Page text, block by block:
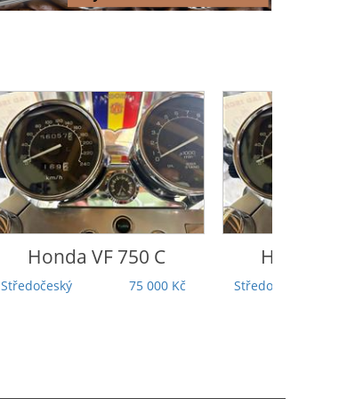
Honda VF 750 C
Středočeský 75 000 Kč
Honda
Středočeský